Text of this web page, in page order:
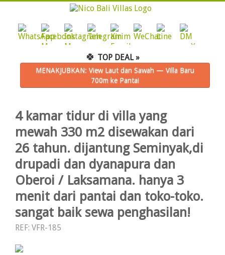
🍀 TOP DEAL »
MENAKJUBKAN: View Laut dan Sawah — Villa Baru
700m ke Pantai
4 kamar tidur di villa yang
mewah 330 m2 disewakan dari
26 tahun. dijantung Seminyak,di
drupadi dan dyanapura dan
Oberoi / Laksamana. hanya 3
menit dari pantai dan toko-toko.
sangat baik sewa penghasilan!
REF: VFR-185